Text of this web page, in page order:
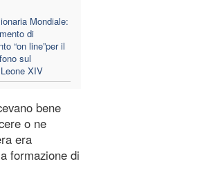
Mondiale:
di
“on line”per il
sul
XIV
bene
o ne
era
formazione di